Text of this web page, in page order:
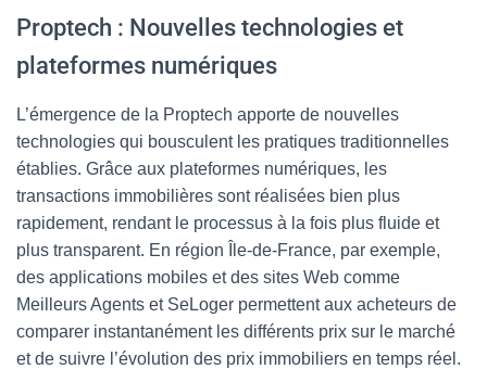
Proptech : Nouvelles technologies et
plateformes numériques
L’émergence de la Proptech apporte de nouvelles
technologies qui bousculent les pratiques traditionnelles
établies. Grâce aux plateformes numériques, les
transactions immobilières sont réalisées bien plus
rapidement, rendant le processus à la fois plus fluide et
plus transparent. En région Île-de-France, par exemple,
des applications mobiles et des sites Web comme
Meilleurs Agents et SeLoger permettent aux acheteurs de
comparer instantanément les différents prix sur le marché
et de suivre l’évolution des prix immobiliers en temps réel.